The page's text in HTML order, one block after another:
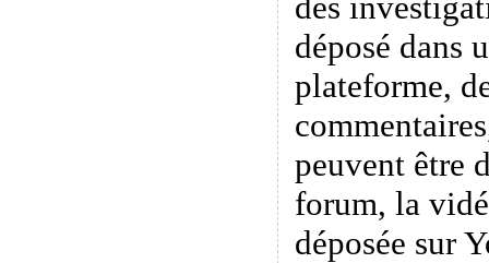
déposé dans
plateforme,
peuvent être
forum, la
déposée sur